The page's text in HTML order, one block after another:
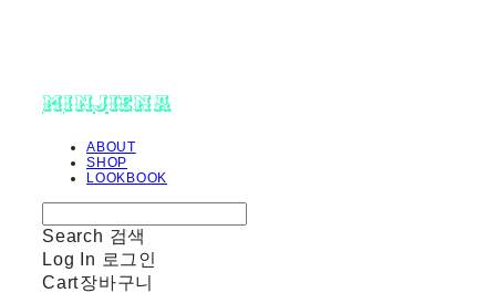
minjiena
ABOUT
SHOP
LOOKBOOK
Search 검색
Log In 로그인
Cart장바구니